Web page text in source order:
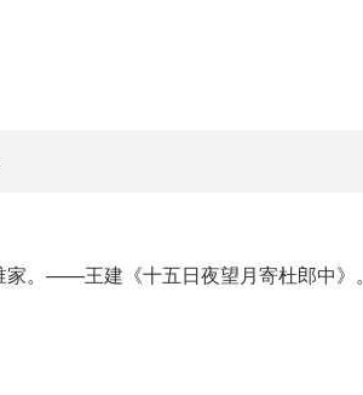
。——王建《十五日夜望月寄杜郎中》。